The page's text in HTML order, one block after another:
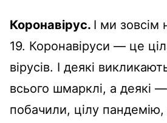
Коронавірус. І ми зовсім
19. Коронавіруси — це
вірусів. І деякі
всього шмарклі, а деякі
побачили, цілу пандемію,